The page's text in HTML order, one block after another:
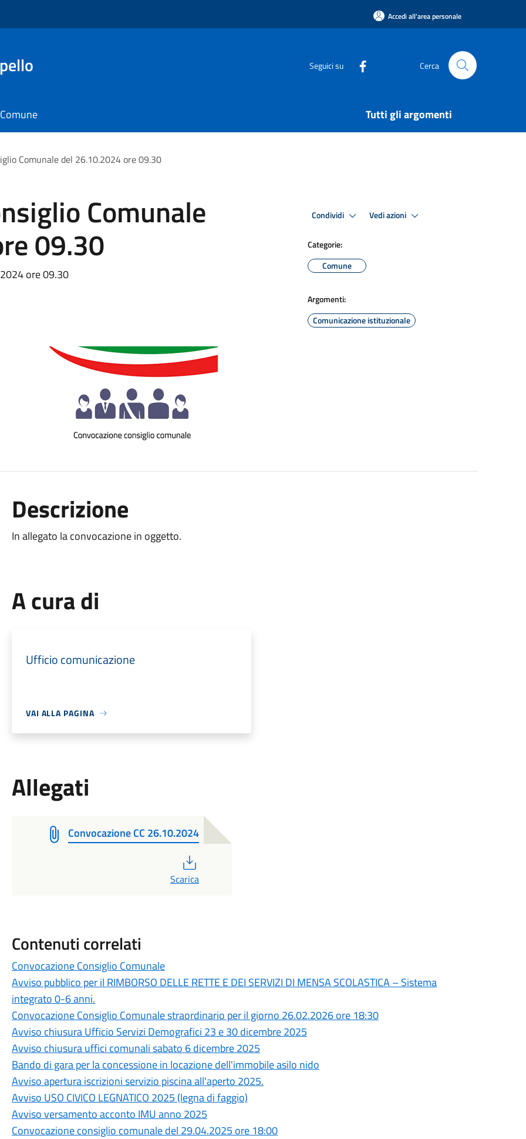
Accedi all'area personale
Seguici su Cerca
Tutti gli argomenti
Comunale del 26.10.2024 ore 09.30
Comunale
09.30
ore 09.30
Condividi Vedi azioni
Categorie:
Comune
Argomenti:
Comunicazione istituzionale
Descrizione
In allegato la convocazione in oggetto.
A cura di
Ufficio comunicazione
VAI ALLA PAGINA
Allegati
Convocazione CC 26.10.2024
Scarica
Contenuti correlati
Convocazione Consiglio Comunale
Avviso pubblico per il RIMBORSO DELLE RETTE E DEI SERVIZI DI MENSA SCOLASTICA – Sistema
integrato 0-6 anni.
Convocazione Consiglio Comunale straordinario per il giorno 26.02.2026 ore 18:30
Avviso chiusura Ufficio Servizi Demografici 23 e 30 dicembre 2025
Avviso chiusura uffici comunali sabato 6 dicembre 2025
Bando di gara per la concessione in locazione dell'immobile asilo nido
Avviso apertura iscrizioni servizio piscina all'aperto 2025.
Avviso USO CIVICO LEGNATICO 2025 (legna di faggio)
Avviso versamento acconto IMU anno 2025
Convocazione consiglio comunale del 29.04.2025 ore 18:00